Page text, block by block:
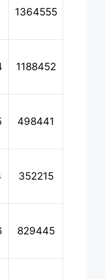
1364555
1188452
498441
352215
829445